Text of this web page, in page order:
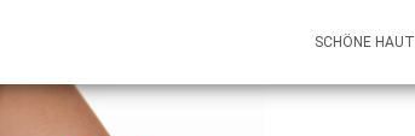
SCHÖNE HAUT